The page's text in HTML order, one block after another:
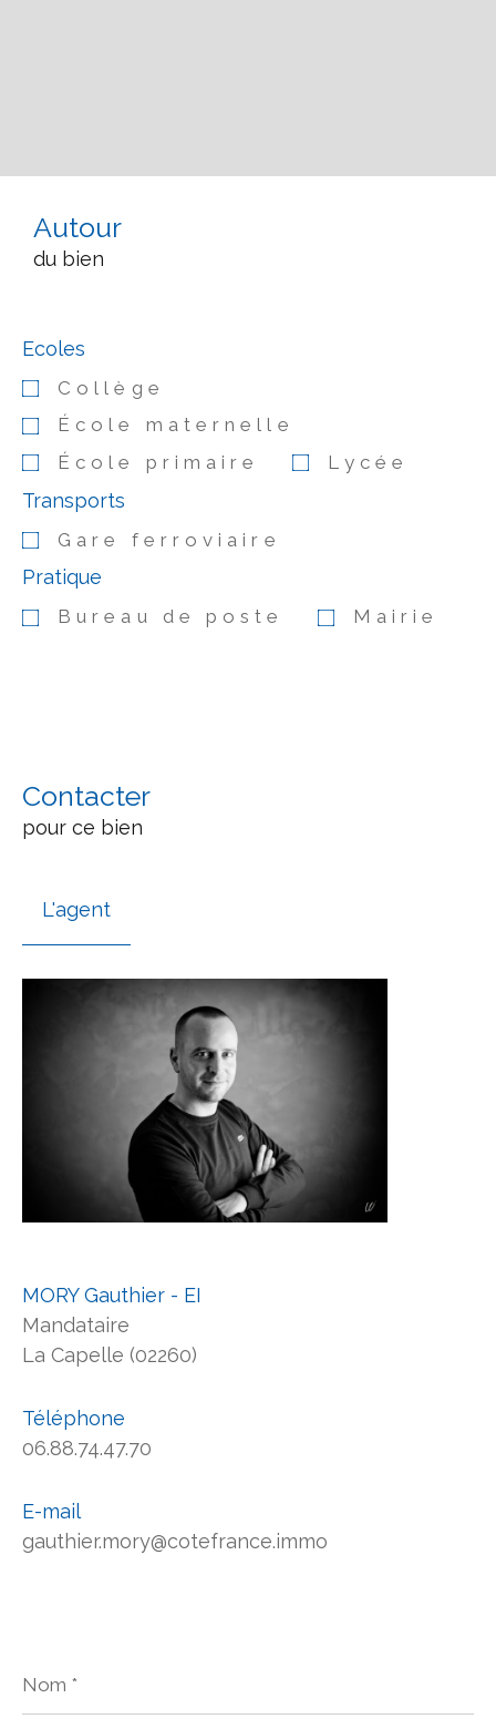
Autour
du bien
Ecoles
Collège
École maternelle
École primaire
Lycée
Transports
Gare ferroviaire
Pratique
Bureau de poste Mairie
Contacter
pour ce bien
L'agent
MORY Gauthier - EI
Mandataire
La Capelle (02260)
Téléphone
06.88.74.47.70
E-mail
gauthier.mory@cotefrance.immo
*